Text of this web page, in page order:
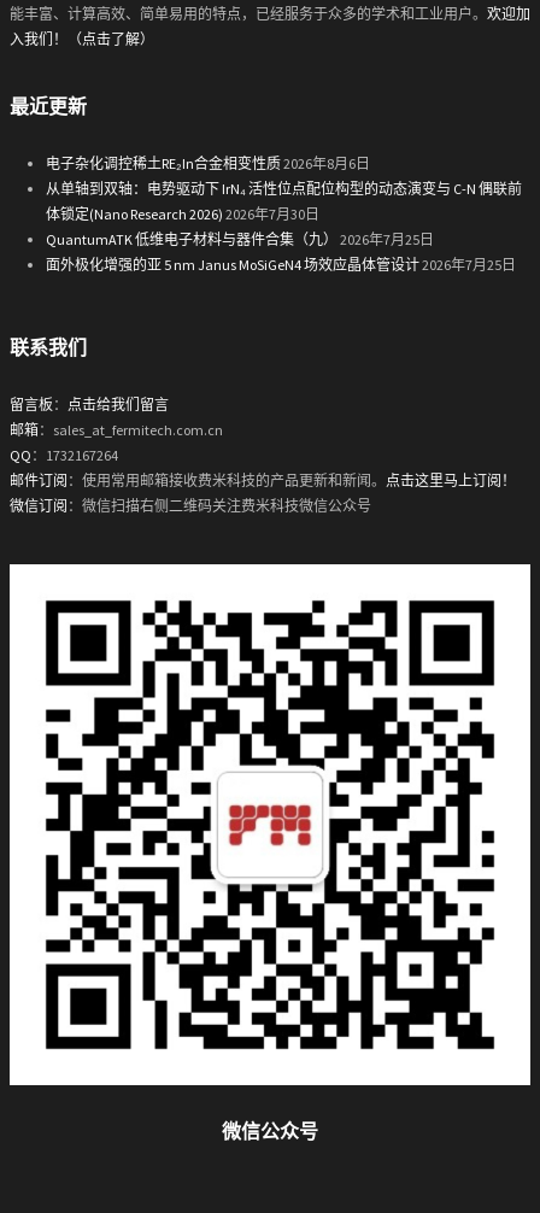
能丰富、计算高效、简单易用的特点，已经服务于众多的学术和工业用户。 欢迎加
入我们！（点击了解）
最近更新
电子杂化调控稀土RE₂In合金相变性质2026年8月6日
从单轴到双轴：电势驱动下 IrN₄ 活性位点配位构型的动态演变与 C-N 偶联前
体锁定(Nano Research 2026) 2026年7月30日
QuantumATK 低维电子材料与器件合集（九）
2026年7月25日
面外极化增强的亚 5 nm Janus MoSiGeN4 场效应晶体管设计2026年7月25日
联系我们
留言板 ： 点击给我们留言
邮箱：sales_at_fermitech.com.cn
QQ ：1732167264
邮件订阅 ：使用常用邮箱接收费米科技的产品更新和新闻。 点击这里马上订阅！
微信订阅 ：微信扫描右侧二维码关注费米科技微信公众号
微信公众号